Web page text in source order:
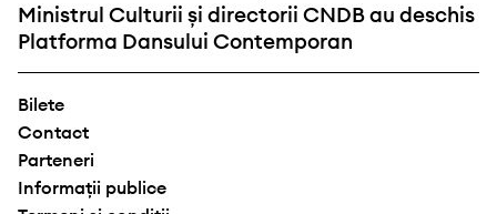
Ministrul Culturii și directorii CNDB au deschis
Platforma Dansului Contemporan
Bilete
Contact
Parteneri
Informații publice